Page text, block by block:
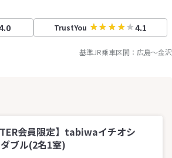
TrustYou 4.1
基準JR乗車区間： 広島～金沢
会員限定】tabiwaイチオシ
ル(2名1室)